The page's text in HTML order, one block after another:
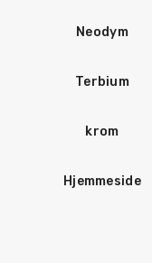
Neodym
Terbium
krom
Hjemmeside